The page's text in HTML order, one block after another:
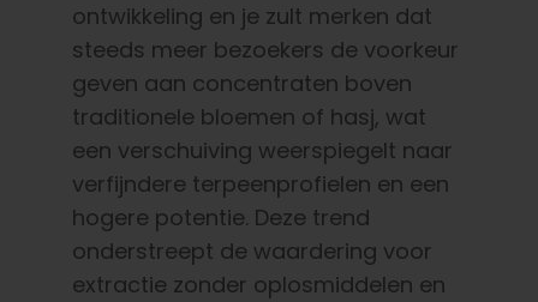
ontwikkeling en je zult merken dat
steeds meer bezoekers de voorkeur
geven aan concentraten boven
traditionele bloemen of hasj, wat
een verschuiving weerspiegelt naar
verfijndere terpeenprofielen en een
hogere potentie. Deze trend
onderstreept de waardering voor
extractie zonder oplosmiddelen en